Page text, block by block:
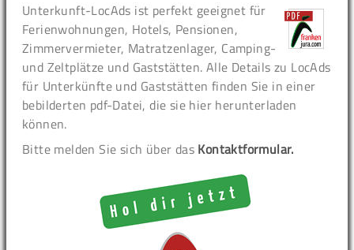
Unterkunft-LocAds ist perfekt geeignet für
Ferienwohnungen, Hotels, Pensionen,
Zimmervermieter, Matratzenlager, Camping-
und Zeltplätze und Gaststätten. Alle Details zu LocAds
für Unterkünfte und Gaststätten finden Sie in einer
bebilderten pdf-Datei, die sie hier herunterladen
können.
Bitte melden Sie sich über das Kontaktformular.